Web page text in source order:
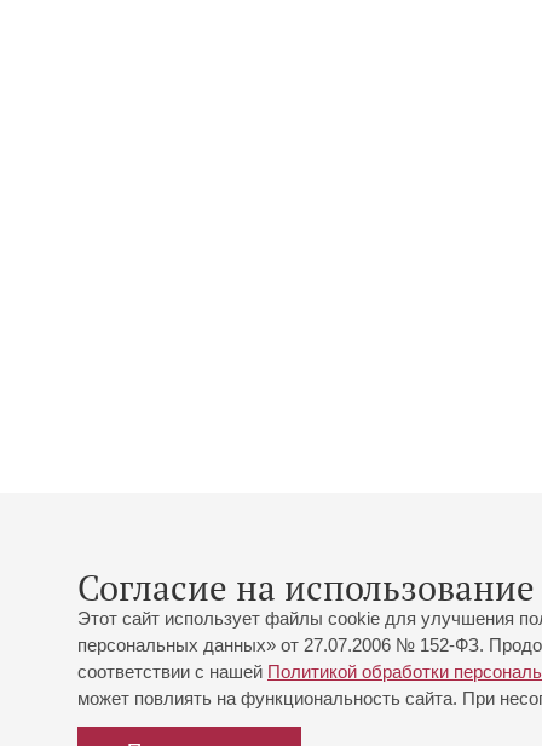
Согласие на
Этот сайт использует файлы cookie для улучшения
персональных данных» от 27.07.2006 № 152-ФЗ.
соответствии с нашей Политикой обработки
может повлиять на функциональность сайта. При